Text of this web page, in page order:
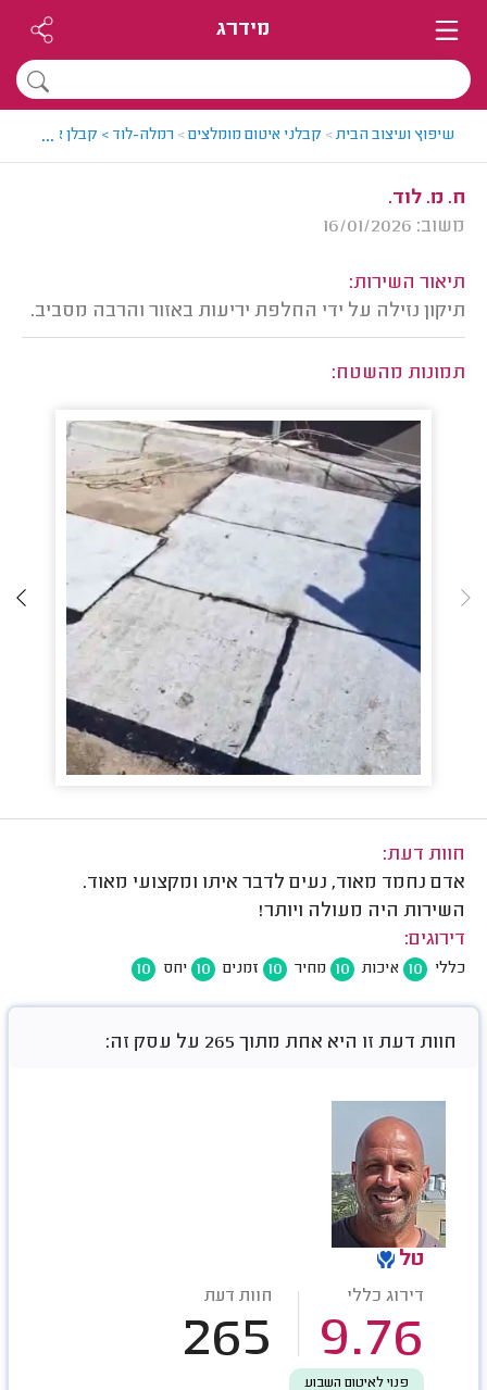
מידרג
שיפוץ ועיצוב הבית> קבלני איטום מומלצים> רמלה-לוד > קבלן איטום
...
ח. מ. לוד.
משוב: 16/01/2026
תיאור השירות:
תיקון נזילה על ידי החלפת יריעות באזור והרבה מסביב.
תמונות מהשטח:
חוות דעת:
אדם נחמד מאוד, נעים לדבר איתו ומקצועי מאוד.
השירות היה מעולה ויותר!
דירוגים:
כללי 10 איכות 10 מחיר 10 זמנים 10 יחס 10
חוות דעת זו היא אחת מתוך 265 על עסק זה:
טל
דירוג כללי
9.76
חוות דעת
265
פנוי לאיטום השבוע